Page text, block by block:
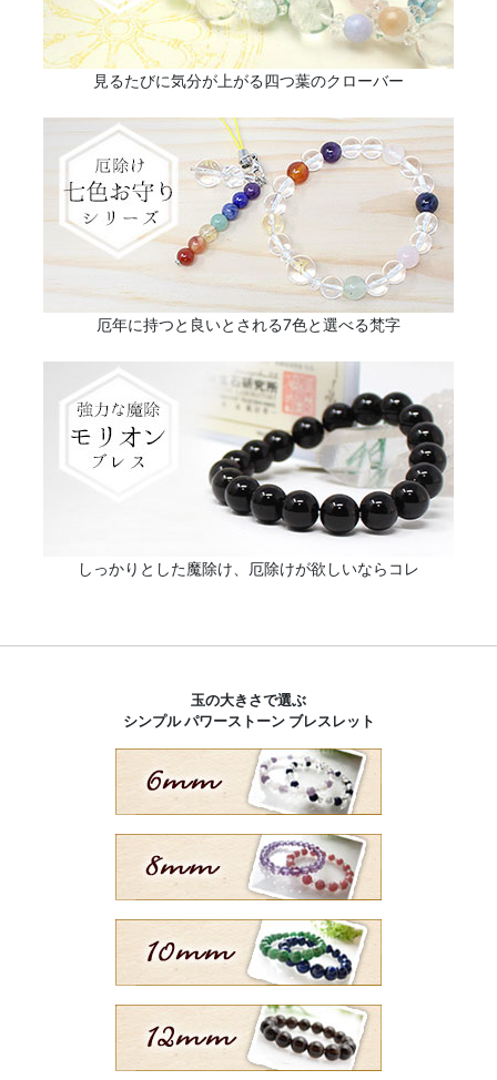
見るたびに気分が上がる四つ葉のクローバー
厄年に持つと良いとされる7色と選べる梵字
しっかりとした魔除け、厄除けが欲しいならコレ
玉の大きさで選ぶ
シンプル パワーストーン ブレスレット